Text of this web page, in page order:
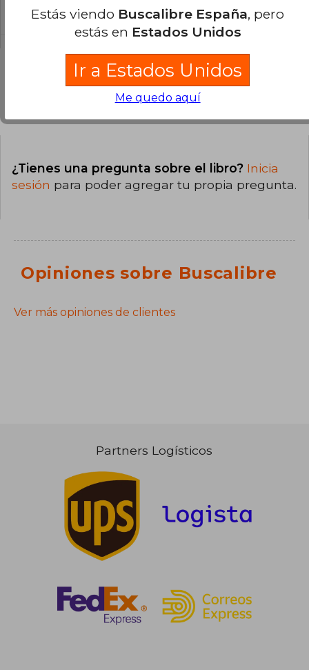
Dura.
Preguntas y respuestas sobre el libro
¿Tienes una pregunta sobre el libro? Inicia
sesión para poder agregar tu propia pregunta.
Opiniones sobre Buscalibre
Ver más opiniones de clientes
Partners Logísticos
Estás viendo Buscalibre España, pero
estás en Estados Unidos
Ir a Estados Unidos
Me quedo aquí